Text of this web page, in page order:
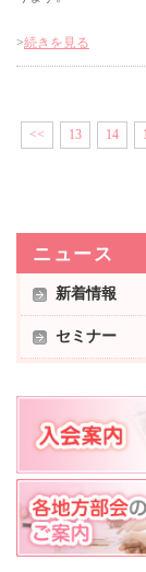
>続きを見る
<< 13 14
ニュース
新着情報
セミナー